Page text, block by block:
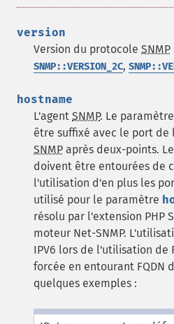
version
Version du protocole SNMP
SNMP::VERSION_2C,
hostname
L'agent SNMP. Le paramètre
être suffixé avec le port
SNMP après deux-points.
doivent être entourées de
l'utilisation d'en plus les
utilisé pour le paramètre
résolu par l'extension PHP
moteur Net-SNMP.
IPV6 lors de l'utilisation de
forcée en entourant FQDN
quelques exemples :